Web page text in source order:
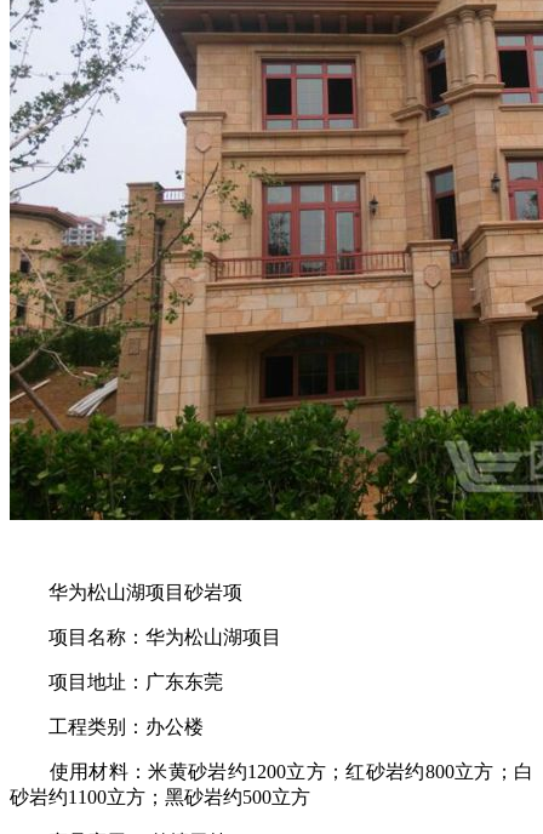
华为松山湖项目砂岩项
项目名称：华为松山湖项目
项目地址：广东东莞
工程类别：办公楼
使用材料：米黄砂岩约1200立方；红砂岩约800立方；白
砂岩约1100立方；黑砂岩约500立方